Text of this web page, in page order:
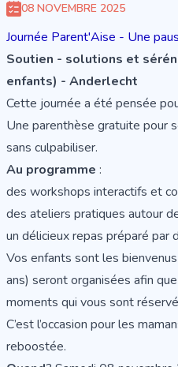
08 NOVEMBRE 2025
Journée Parent'Aise - Une
Soutien - solutions et
enfants) - Anderlecht
Cette journée a été pensée
Une parenthèse gratuite pour
sans culpabiliser.
Au programme :
des workshops interactifs et
des ateliers pratiques autour
un délicieux repas préparé par
Vos enfants sont les
ans) seront organisées afin
moments qui vous sont
C’est l’occasion pour les
reboostée.